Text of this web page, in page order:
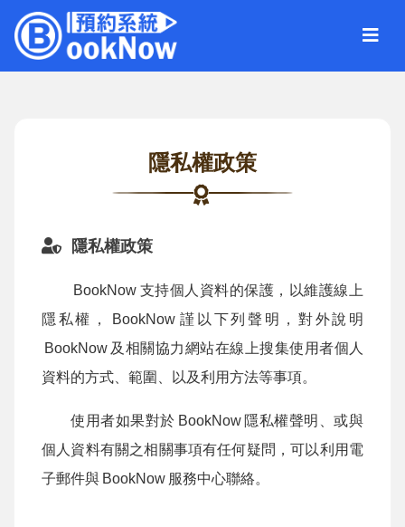
隱私權政策
隱私權政策
BookNow 支持個人資料的保護，以維護線上
隱私權，
BookNow 謹以下列聲明，對外說明
BookNow 及相關協力網站在線上搜集使用者個人
資料的方式、範圍、以及利用方法等事項。
使用者如果對於 BookNow 隱私權聲明、或與
個人資料有關之相關事項有任何疑問，可以利用電
子郵件與 BookNow 服務中心聯絡。